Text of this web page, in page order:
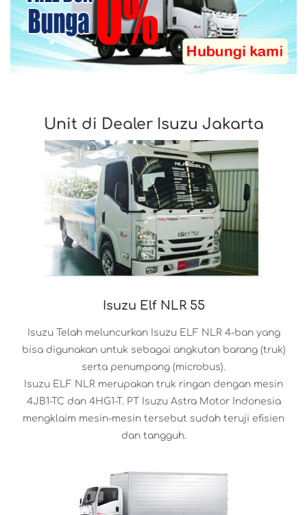
Unit di Dealer Isuzu Jakarta
Isuzu Elf NLR 55
Isuzu Telah meluncurkan Isuzu ELF NLR 4-ban yang
bisa digunakan untuk sebagai angkutan barang (truk)
serta penumpang (microbus).
Isuzu ELF NLR merupakan truk ringan dengan mesin
4JB1-TC dan 4HG1-T. PT Isuzu Astra Motor Indonesia
mengklaim mesin-mesin tersebut sudah teruji efisien
dan tangguh.